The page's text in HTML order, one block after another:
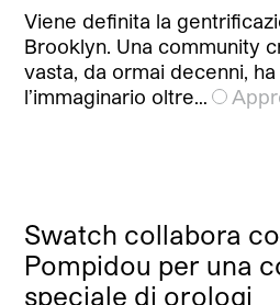
Viene definita la
Brooklyn. Una community
vasta, da ormai decenni,
l’immaginario oltre…
Swatch collabora
Pompidou per una
speciale di orologi